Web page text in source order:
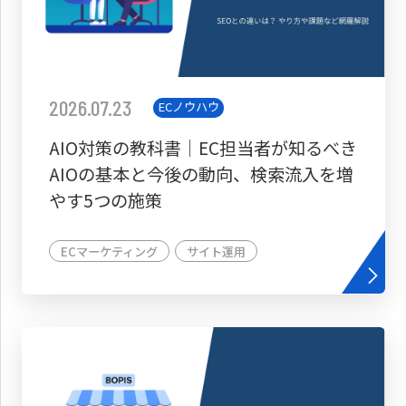
2026.07.23 ECノウハウ
AIO対策の教科書│EC担当者が知るべき
AIOの基本と今後の動向、検索流入を増
やす5つの施策
ECマーケティング サイト運用